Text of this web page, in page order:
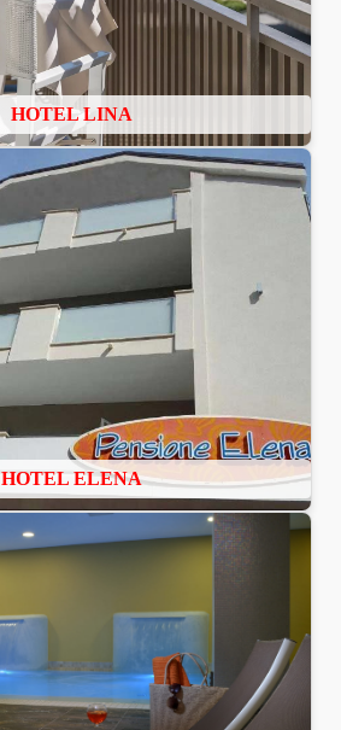
HOTEL LINA
HOTEL ELENA